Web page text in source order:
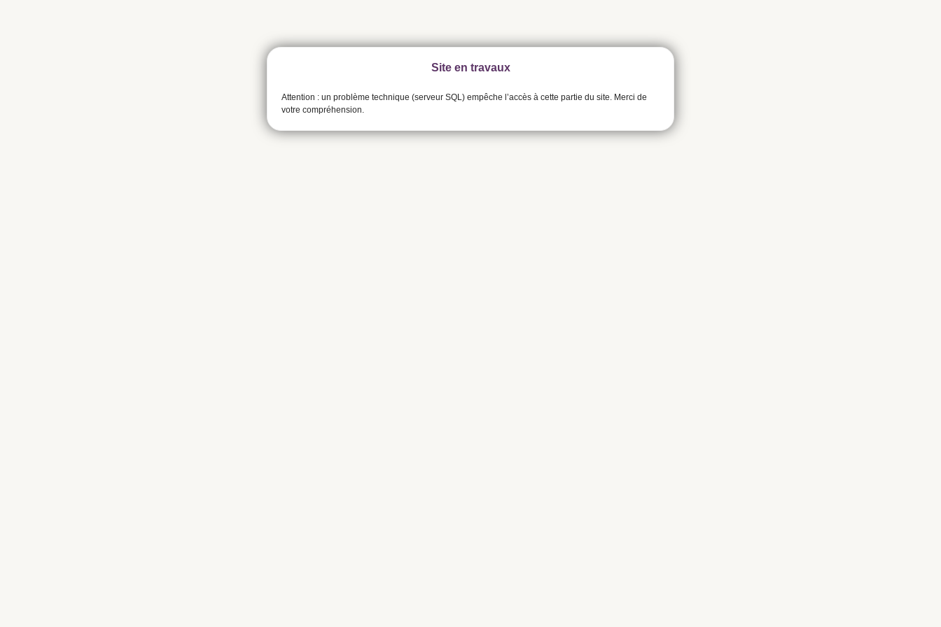
Site en travaux
Attention : un problème technique (serveur SQL) empêche l’accès à cette partie du site. Merci de
votre compréhension.